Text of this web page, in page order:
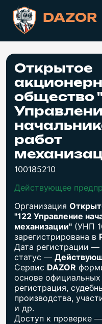
DAZOR
Открытое
общество
работ
100185210
Действующее
Организация
"122 Управление
механизации" (УНП
зарегистрирована в
Дата регистрации
статус —
Сервис DAZOR
основе
регистрация,
производства,
и др.
Доступ к проверке